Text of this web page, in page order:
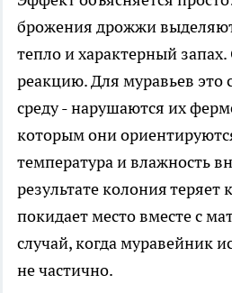
брожения дрожжи
тепло и характерный запах.
реакцию. Для муравьев это
среду - нарушаются их
которым они
температура и влажность
результате колония
покидает место вместе с
случай, когда муравейник
не частично.